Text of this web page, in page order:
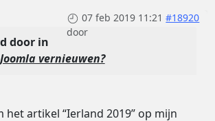
07 feb 2019 11:21 #18920
door
door in
vernieuwen?
het artikel “Ierland 2019” op mijn